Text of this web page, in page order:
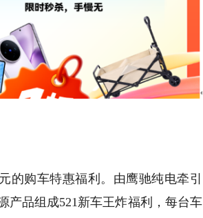
购车特惠福利。由鹰驰纯电牵引
产品组成521新车王炸福利，每台车